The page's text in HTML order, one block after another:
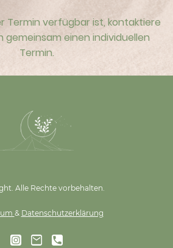
Termin verfügbar ist, kontaktiere
gemeinsam einen individuellen
Termin.
Alle Rechte vorbehalten.
& Datenschutzerklärung